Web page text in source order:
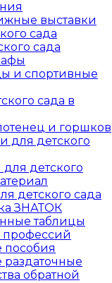
выставки
сада
сада
и спортивные
сада в
и горшков
для детского
детского
детского сада
ЗНАТОК
таблицы
профессий
обратной